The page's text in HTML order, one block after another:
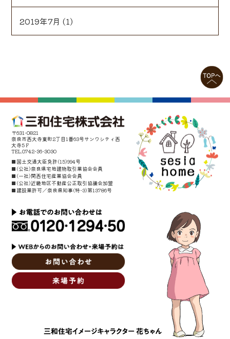
2019年7月 (1)
〒631-0821
奈良市西大寺東町2丁目1番63号サンワシティ西
大寺5Ｆ
TEL.0742-36-3030
■国土交通大臣免許(15)994号
■(公社)奈良県宅地建物取引業協会会員
■(一社)関西住宅産業協会会員
■(公社)近畿地区不動産公正取引協議会加盟
■建設業許可／奈良県知事(特-3)第13786号